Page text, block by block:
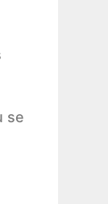
se